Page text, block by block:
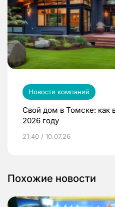
Новости компаний
Свой дом в Томске: как
2026 году
21:40 / 10.07.26
Похожие новости